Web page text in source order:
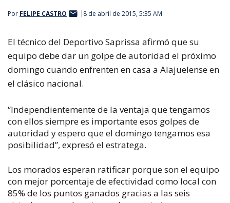
Por FELIPE CASTRO 8 de abril de 2015, 5:35 AM
El técnico del Deportivo Saprissa afirmó que su
equipo debe dar un golpe de autoridad el próximo
domingo cuando enfrenten en casa a Alajuelense en
el clásico nacional.
“Independientemente de la ventaja que tengamos
con ellos siempre es importante esos golpes de
autoridad y espero que el domingo tengamos esa
posibilidad”, expresó el estratega.
Los morados esperan ratificar porque son el equipo
con mejor porcentaje de efectividad como local con
85% de los puntos ganados gracias a las seis